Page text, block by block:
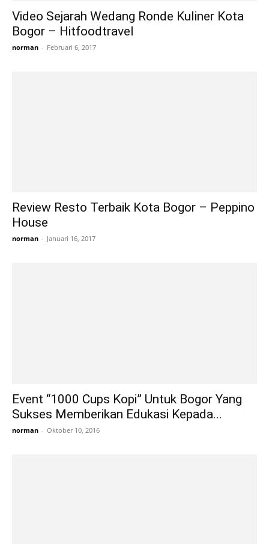
Video Sejarah Wedang Ronde Kuliner Kota
Bogor – Hitfoodtravel
norman - Februari 6, 2017
Review Resto Terbaik Kota Bogor – Peppino
House
norman - Januari 16, 2017
Event “1000 Cups Kopi” Untuk Bogor Yang
Sukses Memberikan Edukasi Kepada...
norman - Oktober 10, 2016